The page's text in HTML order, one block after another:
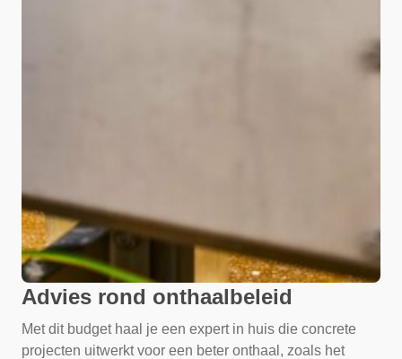
Advies rond onthaalbeleid
Met dit budget haal je een expert in huis die concrete
projecten uitwerkt voor een beter onthaal, zoals het